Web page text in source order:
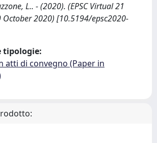
L.. - (2020). (EPSC Virtual 21
October 2020) [10.5194/epsc2020-
tipologie:
atti di convegno (Paper in